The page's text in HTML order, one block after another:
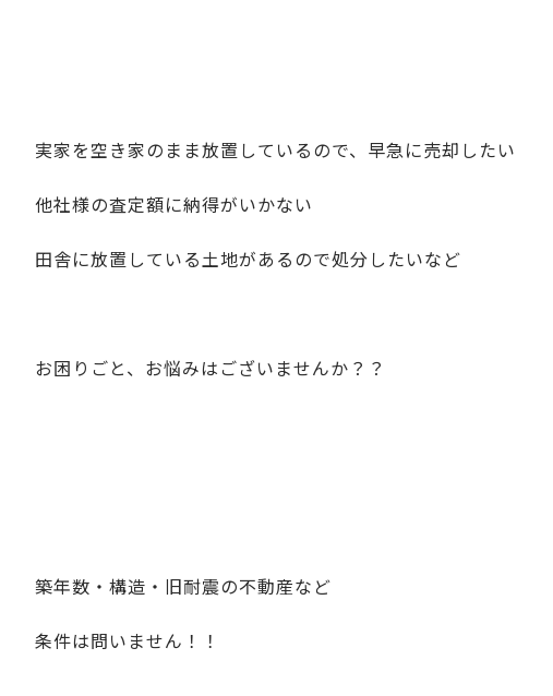
実家を空き家のまま放置しているので、早急に売却したい
他社様の査定額に納得がいかない
田舎に放置している土地があるので処分したいなど
お困りごと、お悩みはございませんか？？
築年数・構造・旧耐震の不動産など
条件は問いません！！